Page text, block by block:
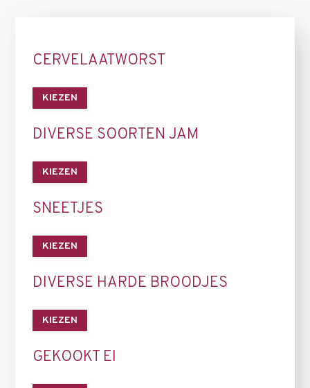
CERVELAATWORST
KIEZEN
DIVERSE SOORTEN JAM
KIEZEN
SNEETJES
KIEZEN
DIVERSE HARDE BROODJES
KIEZEN
GEKOOKT EI